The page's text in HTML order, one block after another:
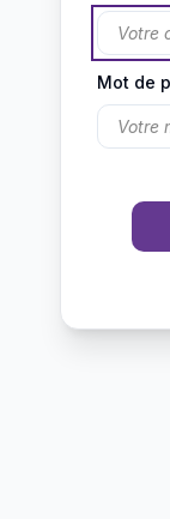
Mot de